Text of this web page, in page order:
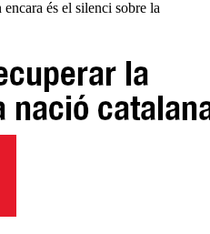
és el silenci sobre la